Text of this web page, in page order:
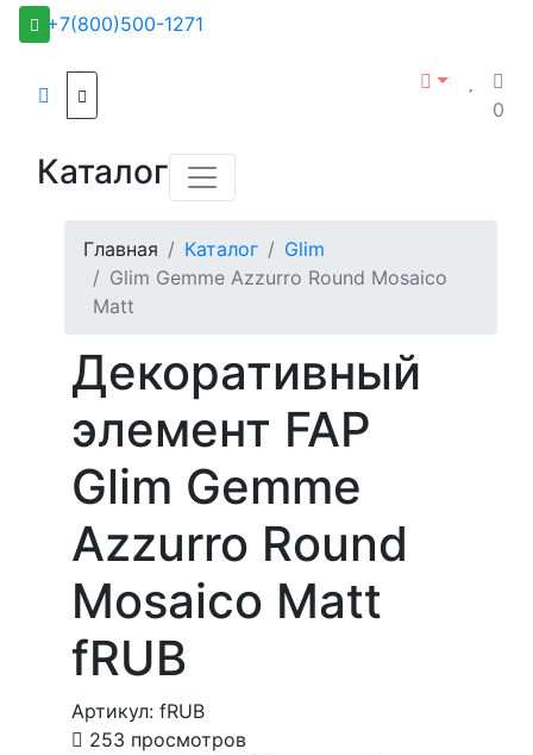
+7(800)500-1271
0
Каталог
Главная Каталог
Glim
Glim Gemme Azzurro Round Mosaico
Matt
Декоративный
элемент FAP
Glim Gemme
Azzurro Round
Mosaico Matt
fRUB
Артикул: fRUB
253 просмотров